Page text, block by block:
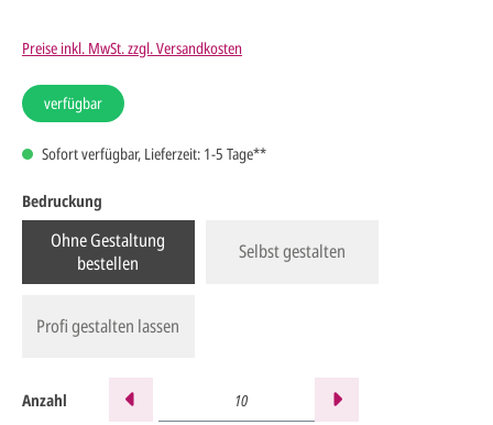
Preise inkl. MwSt. zzgl. Versandkosten
verfügbar
Sofort verfügbar, Lieferzeit: 1-5 Tage**
Bedruckung
Ohne Gestaltung
bestellen
Selbst gestalten
Profi gestalten lassen
Anzahl